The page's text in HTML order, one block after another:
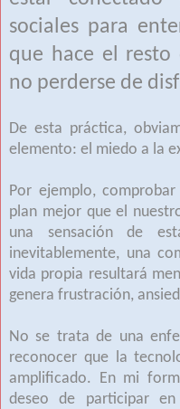
sociales para
que hace el resto
no perderse de
De esta práctica,
elemento: el miedo a la
Por ejemplo,
plan mejor que el
una sensación de
inevitablemente, una
vida propia resultará
genera frustración,
No se trata de una
reconocer que la
amplificado. En mi
deseo de participar